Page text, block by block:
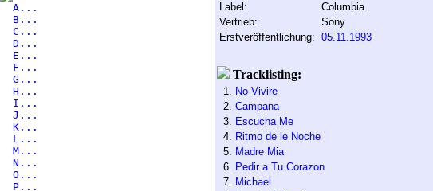
Label:
Columbia
Vertrieb:
Sony
Erstveröffentlichung: 05.11.1993
Tracklisting:
1. No Vivire
2. Campana
3. Escucha Me
4. Ritmo de le Noche
5. Madre Mia
6. Pedir a Tu Corazon
7. Michael
A...
B...
C...
D...
E...
F...
G...
H...
I...
J...
K...
L...
M...
N...
O...
P...